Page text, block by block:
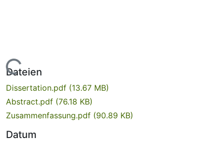
Lade...
Dateien
Dissertation.pdf (13.67 MB)
Abstract.pdf (76.18 KB)
Zusammenfassung.pdf (90.89 KB)
Datum